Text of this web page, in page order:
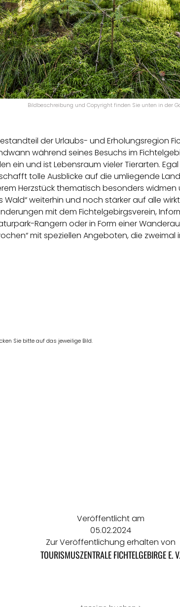
Bildbeschreibung und Copyright finden Sie unten in der
der Urlaubs- und Erholungsregion
während seines Besuchs im
ein und ist Lebensraum vieler Tierarten.
tolle Ausblicke auf die umliegende
Herzstück thematisch besonders
Wald“ weiterhin und noch stärker auf alle
mit dem Fichtelgebirgsverein,
Rangern oder in Form einer
mit speziellen Angeboten, die
Sie bitte auf das jeweilige Bild.
Veröffentlicht am
05.02.2024
Zur Veröffentlichung erhalten von
TOURISMUSZENTRALE FICHTELGEBIRGE E. V.